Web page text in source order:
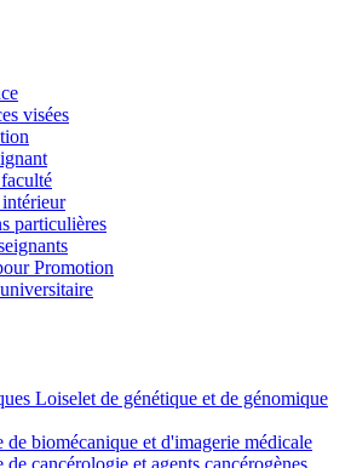
visées
particulières
Promotion
Loiselet de génétique et de génomique
de biomécanique et d'imagerie médicale
cancérologie et agents cancérogènes